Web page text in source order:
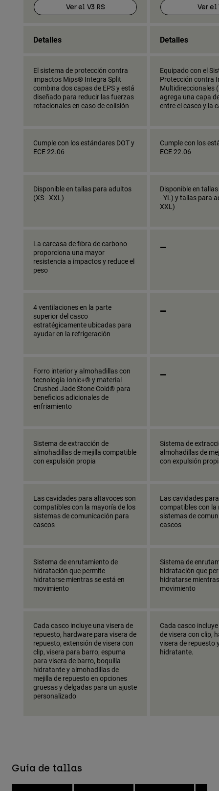
Ver el V3 RS Ver el
Detalles Detalles
El sistema de protección contra
impactos Mips® Integra Split
combina dos capas de EPS y está
diseñado para reducir las fuerzas
rotacionales en caso de colisión
Equipado con el
Protección contra
Multidireccionales
agrega una capa
entre el casco y la
Cumple con los estándares DOT y
ECE 22.06
Cumple con los
ECE 22.06
Disponible en tallas para adultos
(XS - XXL)
Disponible en
- YL) y tallas para
XXL)
La carcasa de fibra de carbono
proporciona una mayor
resistencia a impactos y reduce el
peso
_
4 ventilaciones en la parte
superior del casco
estratégicamente ubicadas para
ayudar en la refrigeración
_
Forro interior y almohadillas con
tecnología Ionic+® y material
Crushed Jade Stone Cold® para
beneficios adicionales de
enfriamiento
_
Sistema de extracción de
almohadillas de mejilla compatible
con expulsión propia
Sistema de
almohadillas de
con expulsión
Las cavidades para altavoces son
compatibles con la mayoría de los
sistemas de comunicación para
cascos
Las cavidades
compatibles con la
sistemas de
cascos
Sistema de enrutamiento de
hidratación que permite
hidratarse mientras se está en
movimiento
Sistema de
hidratación que
hidratarse
movimiento
Cada casco incluye una visera de
repuesto, hardware para visera de
repuesto, extensión de visera con
clip, visera para barro, espuma
para visera de barro, boquilla
hidratante y almohadillas de
mejilla de repuesto en opciones
gruesas y delgadas para un ajuste
personalizado
Cada casco
de visera con clip,
visera de repuesto
hidratante.
Guía de tallas